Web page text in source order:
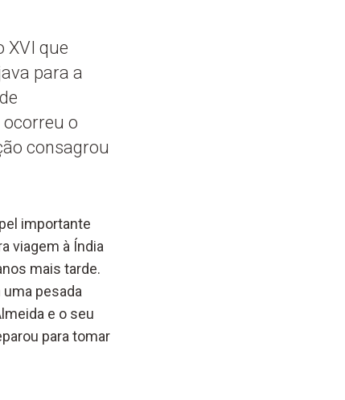
XVI que
para a
o
consagrou
importante
viagem à Índia
mais tarde.
pesada
e o seu
para tomar